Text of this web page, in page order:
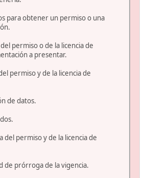
para obtener un permiso o una
permiso o de la licencia de
a presentar.
permiso y de la licencia de
de datos.
del permiso y de la licencia de
de prórroga de la vigencia.